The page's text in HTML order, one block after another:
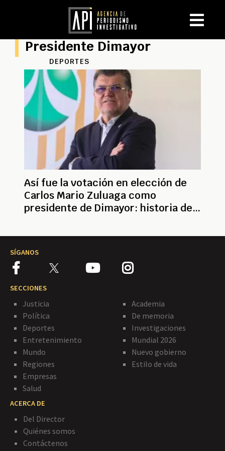
Presidente Dimayor
DEPORTES
Así fue la votación en elección de
Carlos Mario Zuluaga como
presidente de Dimayor: historia del
SÍGANOS
SECCIONES
Justicia
Política
Deportes
Entretenimiento
Mundo
Regiones
Empresas
Salud
Academia
De memoria
Investigaciones
Mundial 2026
Nuevo gobierno
Estilo de vida
ACERCA DE
Del Director
Quiénes somos
Contáctenos